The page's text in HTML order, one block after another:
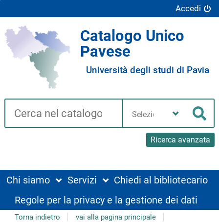
Accedi
Catalogo Unico
Pavese
Università degli studi di Pavia
Cerca su "Catalogo"
Ricerca avanzata
biblioteca
Chi siamo Servizi
Chiedi al bibliotecario
Regole per la privacy e la gestione dei dati
Torna indietro vai alla pagina principale